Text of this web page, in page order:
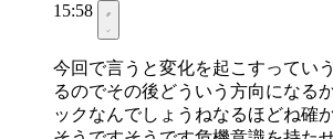
15:58
今回で言うと変化を起こすってい
るのでその後どういう方向になる
ックなんでしょうねなるほどね確